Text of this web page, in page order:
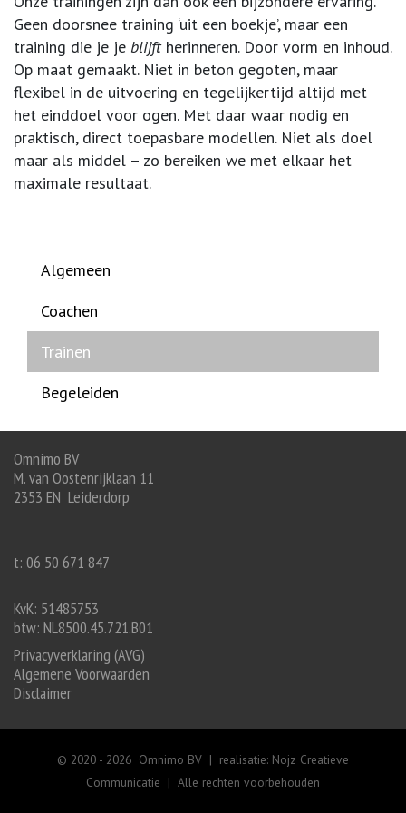
Algemeen
Coachen
Trainen
Begeleiden
Geen doorsnee training ‘uit een boekje’, maar een
training die je je blijftherinneren. Door vorm en inhoud.
Op maat gemaakt. Niet in beton gegoten, maar
flexibel in de uitvoering en tegelijkertijd altijd met
het einddoel voor ogen. Met daar waar nodig en
praktisch, direct toepasbare modellen. Niet als doel
maar als middel – zo bereiken we met elkaar het
maximale resultaat.
Omnimo BV
M. van Oostenrijklaan 11
2353 EN Leiderdorp
t: 06 50 671 847
KvK: 51485753
btw: NL8500.45.721.B01
Privacyverklaring (AVG)
Algemene Voorwaarden
Disclaimer
© 2020 - 2026 Omnimo BV | realisatie: Nojz Creatieve
Communicatie | Alle rechten voorbehouden